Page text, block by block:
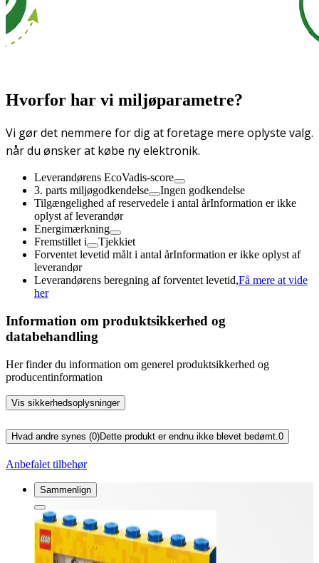
Hvorfor har vi miljøparametre?
Vi gør det nemmere for dig at foretage mere oplyste valg.
når du ønsker at købe ny elektronik.
Leverandørens EcoVadis-score
3. parts miljøgodkendelse
Ingen godkendelse
Tilgængelighed af reservedele i antal årInformation er ikke
oplyst af leverandør
Energimærkning
Fremstillet i
Tjekkiet
Forventet levetid målt i antal årInformation er ikke oplyst af
leverandør
Leverandørens beregning af forventet levetid,Få mere at vide
her
Information om produktsikkerhed og
databehandling
Her finder du information om generel produktsikkerhed og
producentinformation
Vis sikkerhedsoplysninger
Hvad andre synes (0)Dette produkt er endnu ikke blevet bedømt. 0
Anbefalet tilbehør
Sammenlign